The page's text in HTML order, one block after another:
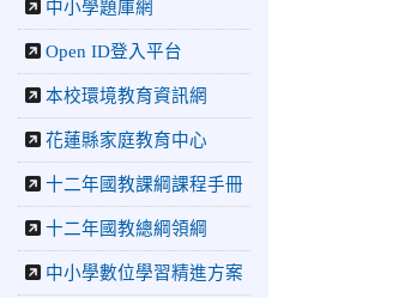
報連連 三大賽事勇奪20金
12銀6銅 展現深厚培訓實
力
2026-07-22
更生新聞網：
中正國小跆拳道隊金光閃閃
全國少年盃勇奪3金4銀、市
長盃橫掃13金
2026-07-08 教育廣播電
台：沉浸式體驗 花蓮中正
國小培養學生國際視野
2026-06-16
花蓮新聞網：
【中正國小70週年校慶系列
中小學題庫網
Open ID登入平台
本校環境教育資訊網
花蓮縣家庭教育中心
十二年國教課綱課程手冊
十二年國教總綱領綱
中小學數位學習精進方案